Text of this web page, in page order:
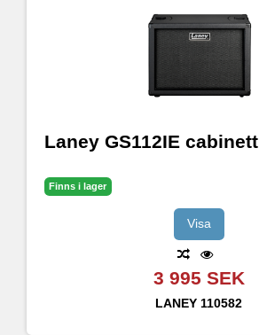
Laney GS112IE cabinett
Finns i lager
Visa
3 995 SEK
LANEY 110582